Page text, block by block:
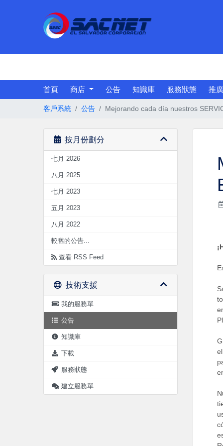
首頁 商店 公告 知識庫 服務狀態 推
客戶系統 公告 Mejorando cada día nuestros
按月份劃分
七月 2026
八月 2025
七月 2023
五月 2023
八月 2022
較舊的公告...
查看 RSS Feed
技術支援
我的服務單
公告
知識庫
下載
服務狀態
建立服務單